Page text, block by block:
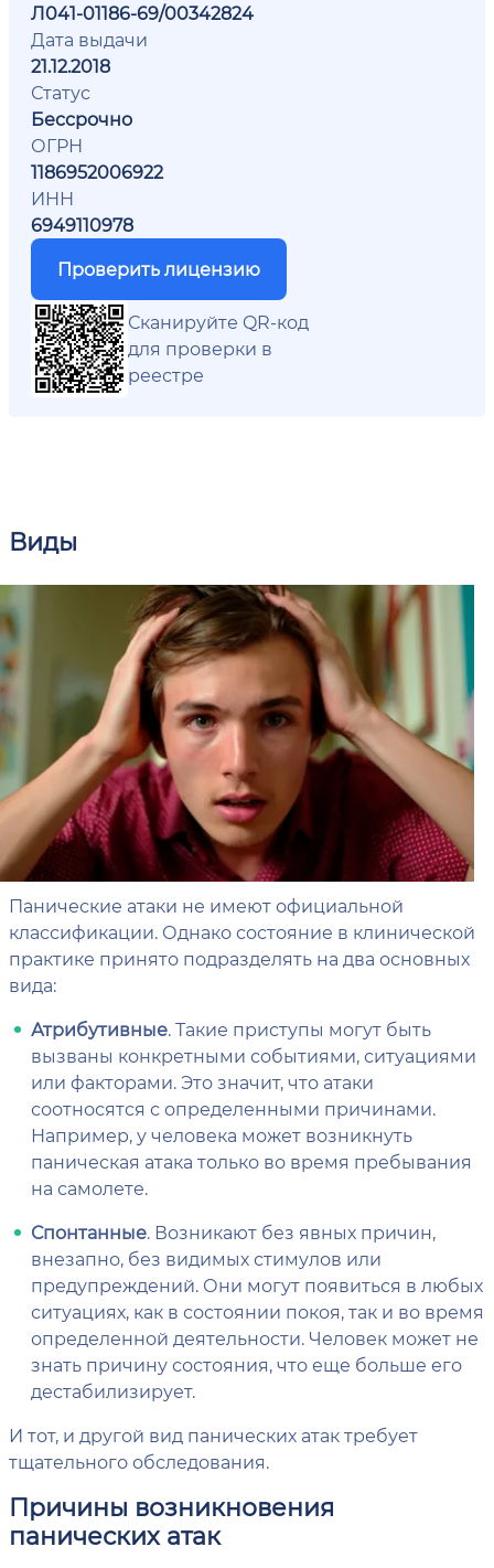
Л041-01186-69/00342824
Дата выдачи
21.12.2018
Статус
Бессрочно
ОГРН
1186952006922
ИНН
6949110978
Проверить лицензию
Сканируйте QR-код
для проверки в
реестре
Виды
Панические атаки не имеют официальной
классификации. Однако состояние в клинической
практике принято подразделять на два основных
вида:
Атрибутивные. Такие приступы могут быть
вызваны конкретными событиями, ситуациями
или факторами. Это значит, что атаки
соотносятся с определенными причинами.
Например, у человека может возникнуть
паническая атака только во время пребывания
на самолете.
Спонтанные. Возникают без явных причин,
внезапно, без видимых стимулов или
предупреждений. Они могут появиться в любых
ситуациях, как в состоянии покоя, так и во время
определенной деятельности. Человек может не
знать причину состояния, что еще больше его
дестабилизирует.
И тот, и другой вид панических атак требует
тщательного обследования.
Причины возникновения
панических атак